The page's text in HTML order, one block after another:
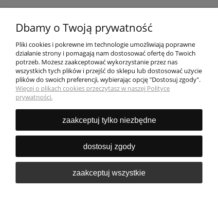
Zachęcamy do zapoznania się z ofertą internetową. Sklep online LIKMA
fotela lub narożnika!
Pomoc
Moje konto
Płatności i dostawa
O nas
Dbamy o Twoją prywatność
Pliki cookies i pokrewne im technologie umożliwiają poprawne
działanie strony i pomagają nam dostosować ofertę do Twoich
potrzeb. Możesz zaakceptować wykorzystanie przez nas
wszystkich tych plików i przejść do sklepu lub dostosować użycie
plików do swoich preferencji, wybierając opcję "Dostosuj zgody".
Więcej o plikach cookies przeczytasz w naszej Polityce
prywatności.
zaakceptuj tylko niezbędne
dostosuj zgody
zaakceptuj wszystkie